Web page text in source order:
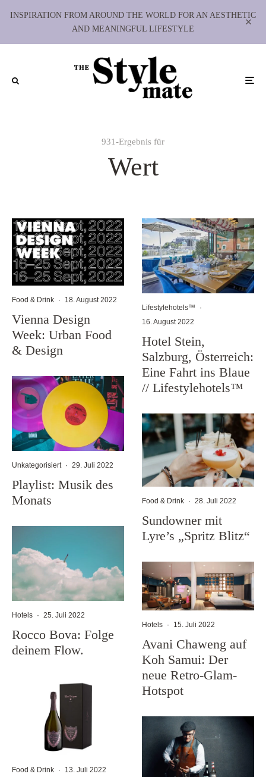
INSPIRATION FROM AROUND THE WORLD FOR AN AESTHETIC
AND MEANINGFUL LIFESTYLE
931-Ergebnis für
Wert
Food & Drink · 18. August 2022
Vienna Design
Week: Urban Food
& Design
Unkategorisiert · 29. Juli 2022
Playlist: Musik des
Monats
Hotels · 25. Juli 2022
Rocco Bova: Folge
deinem Flow.
Food & Drink · 13. Juli 2022
Lifestylehotels™
·
16. August 2022
Hotel Stein,
Salzburg, Österreich:
Eine Fahrt ins Blaue
// Lifestylehotels™
Food & Drink · 28. Juli 2022
Sundowner mit
Lyre’s „Spritz Blitz“
Hotels · 15. Juli 2022
Avani Chaweng auf
Koh Samui: Der
neue Retro-Glam-
Hotspot